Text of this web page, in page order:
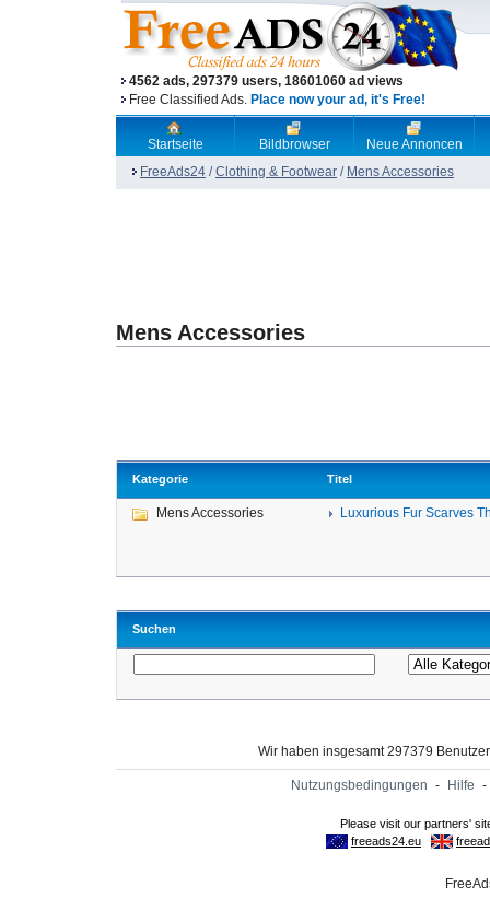
4562 ads, 297379 users, 18601060 ad views
Free Classified Ads. Place now your ad, it's Free!
Startseite Bildbrowser
Neue Annoncen
FreeAds24 /Clothing & Footwear / Mens Accessories
Mens Accessories
Kategorie Titel
Mens Accessories Luxurious Fur Scarves
Suchen
Wir haben insgesamt 297379
Nutzungsbedingungen - Hilfe -